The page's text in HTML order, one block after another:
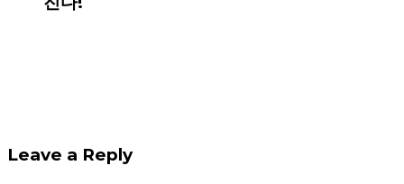
Leave a Reply